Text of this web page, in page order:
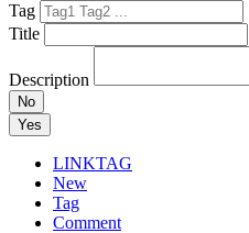
Tag
Title
Description
No
Yes
LINKTAG
New
Tag
Comment